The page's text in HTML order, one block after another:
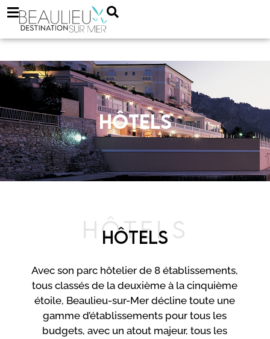
HÔTELS
HÔTELS
HÔTELS
Avec son parc hôtelier de 8 établissements,
tous classés de la deuxième à la cinquième
étoile, Beaulieu-sur-Mer décline toute une
gamme d’établissements pour tous les
budgets, avec un atout majeur, tous les